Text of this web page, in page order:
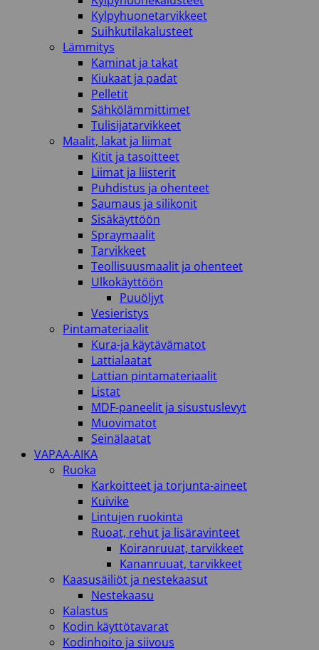
Kylpyhuonetarvikkeet
Suihkutilakalusteet
Lämmitys
Kaminat ja takat
Kiukaat ja padat
Pelletit
Sähkölämmittimet
Tulisijatarvikkeet
Maalit, lakat ja liimat
Kitit ja tasoitteet
Liimat ja liisterit
Puhdistus ja ohenteet
Saumaus ja silikonit
Sisäkäyttöön
Spraymaalit
Tarvikkeet
Teollisuusmaalit ja ohenteet
Ulkokäyttöön
Puuöljyt
Vesieristys
Pintamateriaalit
Kura-ja käytävämatot
Lattialaatat
Lattian pintamateriaalit
Listat
MDF-paneelit ja sisustuslevyt
Muovimatot
Seinälaatat
VAPAA-AIKA
Ruoka
Karkoitteet ja torjunta-aineet
Kuivike
Lintujen ruokinta
Ruoat, rehut ja lisäravinteet
Koiranruuat, tarvikkeet
Kananruuat, tarvikkeet
Kaasusäiliöt ja nestekaasut
Nestekaasu
Kalastus
Kodin käyttötavarat
Kodinhoito ja siivous